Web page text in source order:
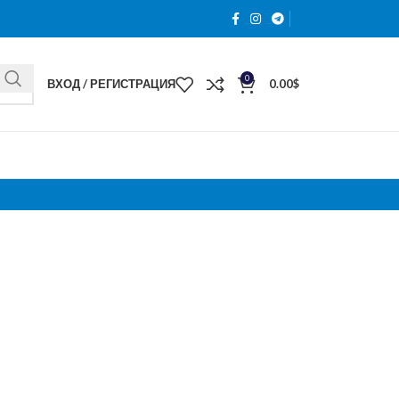
ВХОД / РЕГИСТРАЦИЯ 0 0.00$